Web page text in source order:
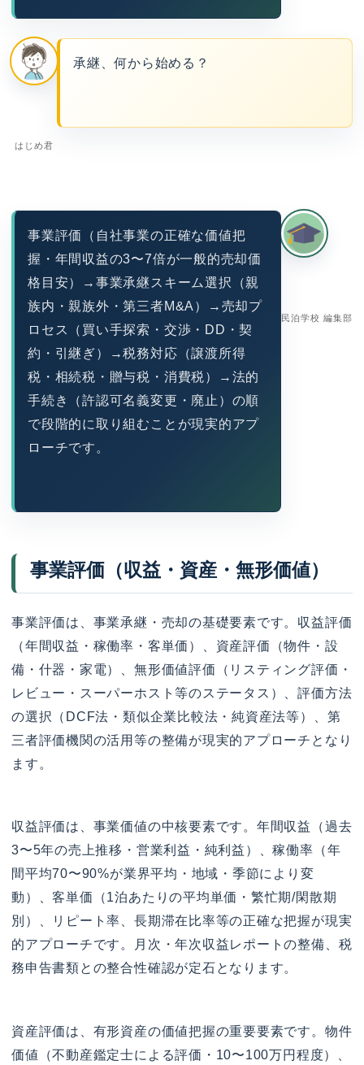
はじめ君
承継、何から始める？
民泊学校 編集部
事業評価（自社事業の正確な価値把
握・年間収益の3〜7倍が一般的売却価
格目安）→事業承継スキーム選択（親
族内・親族外・第三者M&A）→売却プ
ロセス（買い手探索・交渉・DD・契
約・引継ぎ）→税務対応（譲渡所得
税・相続税・贈与税・消費税）→法的
手続き（許認可名義変更・廃止）の順
で段階的に取り組むことが現実的アプ
ローチです。
事業評価（収益・資産・無形価値）
事業評価は、事業承継・売却の基礎要素です。収益評価
（年間収益・稼働率・客単価）、資産評価（物件・設
備・什器・家電）、無形価値評価（リスティング評価・
レビュー・スーパーホスト等のステータス）、評価方法
の選択（DCF法・類似企業比較法・純資産法等）、第
三者評価機関の活用等の整備が現実的アプローチとなり
ます。
収益評価は、事業価値の中核要素です。年間収益（過去
3〜5年の売上推移・営業利益・純利益）、稼働率（年
間平均70〜90%が業界平均・地域・季節により変
動）、客単価（1泊あたりの平均単価・繁忙期/閑散期
別）、リピート率、長期滞在比率等の正確な把握が現実
的アプローチです。月次・年次収益レポートの整備、税
務申告書類との整合性確認が定石となります。
資産評価は、有形資産の価値把握の重要要素です。物件
価値（不動産鑑定士による評価・10〜100万円程度）、